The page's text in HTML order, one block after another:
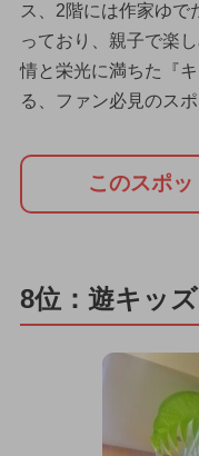
ス、2階には作家ゆで
っており、親子で楽
情と栄光に満ちた『
る、ファン必見のスポ
このスポ
8位：遊キッ